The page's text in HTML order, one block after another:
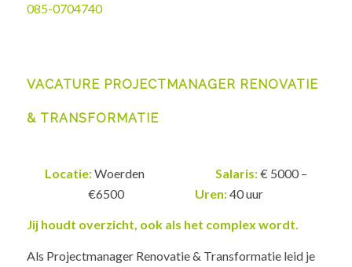
085-0704740
VACATURE PROJECTMANAGER RENOVATIE
& TRANSFORMATIE
Locatie:Woerden Salaris:€ 5000 –
€6500 Uren:40 uur
Jij houdt overzicht, ook als het complex wordt.
Als Projectmanager Renovatie & Transformatie leid je